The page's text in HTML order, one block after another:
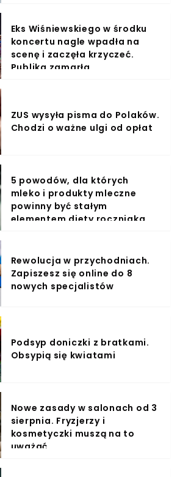
Eks Wiśniewskiego w środku
koncertu nagle wpadła na
scenę i zaczęła krzyczeć.
Publika zamarła
ZUS wysyła pisma do Polaków.
Chodzi o ważne ulgi od opłat
5 powodów, dla których
mleko i produkty mleczne
powinny być stałym
elementem diety roczniaka
Rewolucja w przychodniach.
Zapiszesz się online do 8
nowych specjalistów
Podsyp doniczki z bratkami.
Obsypią się kwiatami
Nowe zasady w salonach od 3
sierpnia. Fryzjerzy i
kosmetyczki muszą na to
uważać